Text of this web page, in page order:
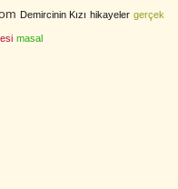
Demircinin Kızı hikayeler gerçek
masal